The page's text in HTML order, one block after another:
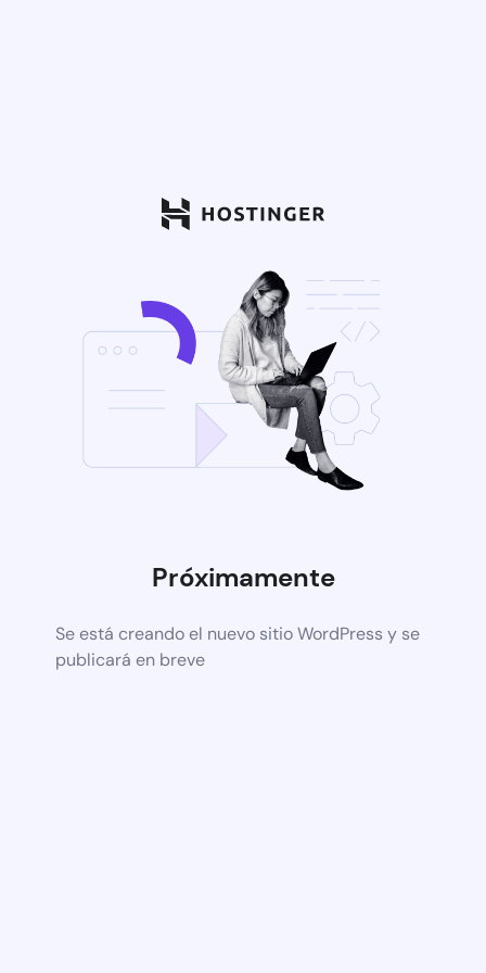
Próximamente
Se está creando el nuevo sitio WordPress y se
publicará en breve